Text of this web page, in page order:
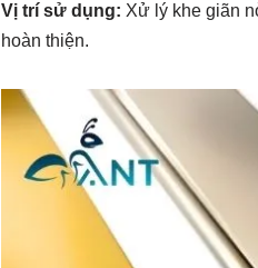
Vị trí sử dụng: Xử lý khe giãn
hoàn thiện.